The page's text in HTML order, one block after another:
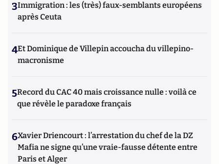
3Immigration : les (très) faux-semblants européens
après Ceuta
4Et Dominique de Villepin accoucha du villepino-
macronisme
5Record du CAC 40 mais croissance nulle : voilà ce
que révèle le paradoxe français
6Xavier Driencourt : l’arrestation du chef de la DZ
Mafia ne signe qu’une vraie-fausse détente entre
Paris et Alger